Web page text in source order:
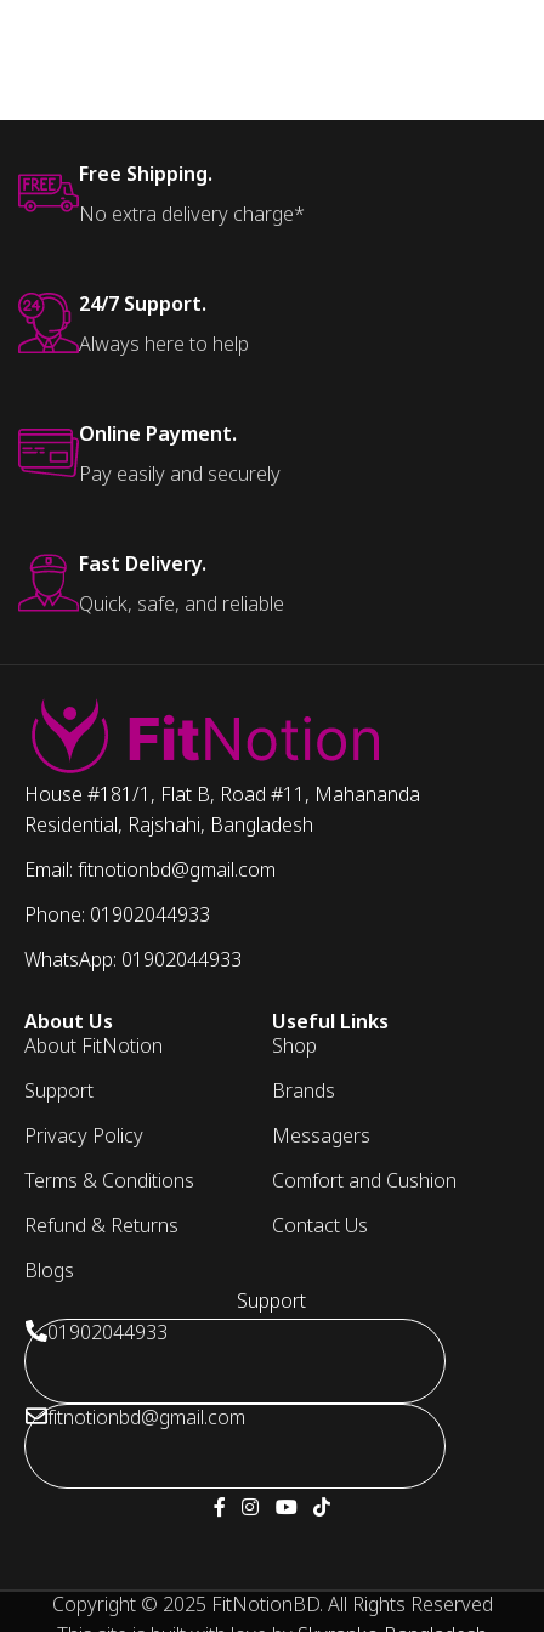
Free Shipping.
No extra delivery charge*
24/7 Support.
Always here to help
Online Payment.
Pay easily and securely
Fast Delivery.
Quick, safe, and reliable
House #181/1, Flat B, Road #11, Mahananda
Residential, Rajshahi, Bangladesh
Email: fitnotionbd@gmail.com
Phone: 01902044933
WhatsApp: 01902044933
About Us
About FitNotion
Support
Privacy Policy
Terms & Conditions
Refund & Returns
Blogs
Useful Links
Shop
Brands
Messagers
Comfort and Cushion
Contact Us
Support
01902044933
fitnotionbd@gmail.com
Copyright © 2025 FitNotionBD. All Rights Reserved